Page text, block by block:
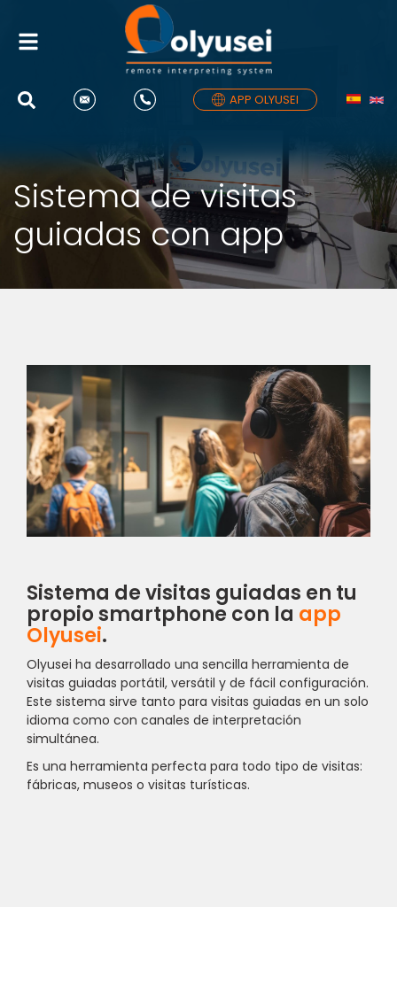
Alternar
navegación
APP OLYUSEI
Sistema de visitas
guiadas con app
Sistema de visitas guiadas en tu
propio smartphone con la app
Olyusei.
Olyusei ha desarrollado una sencilla herramienta de
visitas guiadas portátil, versátil y de fácil configuración.
Este sistema sirve tanto para visitas guiadas en un solo
idioma como con canales de interpretación
simultánea.
Es una herramienta perfecta para todo tipo de visitas:
fábricas, museos o visitas turísticas.